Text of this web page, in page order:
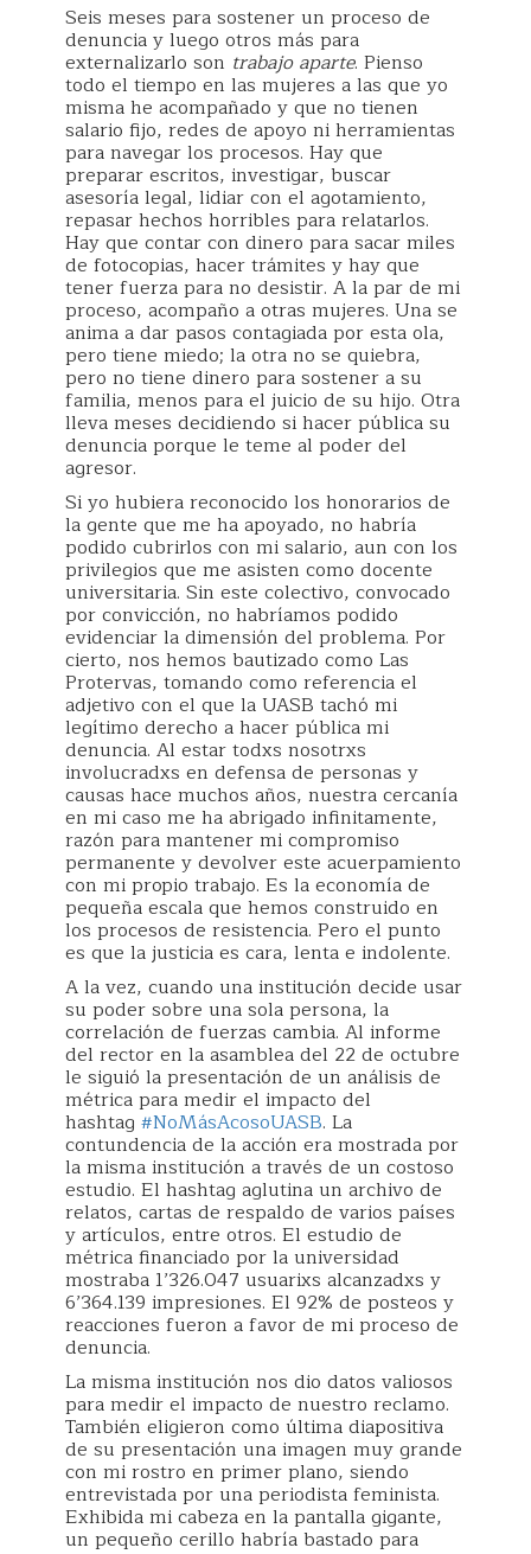
Seis meses para sostener un proceso de
denuncia y luego otros más para
externalizarlo son trabajo aparte. Pienso
todo el tiempo en las mujeres a las que yo
misma he acompañado y que no tienen
salario fijo, redes de apoyo ni herramientas
para navegar los procesos. Hay que
preparar escritos, investigar, buscar
asesoría legal, lidiar con el agotamiento,
repasar hechos horribles para relatarlos.
Hay que contar con dinero para sacar miles
de fotocopias, hacer trámites y hay que
tener fuerza para no desistir. A la par de mi
proceso, acompaño a otras mujeres. Una se
anima a dar pasos contagiada por esta ola,
pero tiene miedo; la otra no se quiebra,
pero no tiene dinero para sostener a su
familia, menos para el juicio de su hijo. Otra
lleva meses decidiendo si hacer pública su
denuncia porque le teme al poder del
agresor.
Si yo hubiera reconocido los honorarios de
la gente que me ha apoyado, no habría
podido cubrirlos con mi salario, aun con los
privilegios que me asisten como docente
universitaria. Sin este colectivo, convocado
por convicción, no habríamos podido
evidenciar la dimensión del problema. Por
cierto, nos hemos bautizado como Las
Protervas, tomando como referencia el
adjetivo con el que la UASB tachó mi
legítimo derecho a hacer pública mi
denuncia. Al estar todxs nosotrxs
involucradxs en defensa de personas y
causas hace muchos años, nuestra cercanía
en mi caso me ha abrigado infinitamente,
razón para mantener mi compromiso
permanente y devolver este acuerpamiento
con mi propio trabajo. Es la economía de
pequeña escala que hemos construido en
los procesos de resistencia. Pero el punto
es que la justicia es cara, lenta e indolente.
A la vez, cuando una institución decide usar
su poder sobre una sola persona, la
correlación de fuerzas cambia. Al informe
del rector en la asamblea del 22 de octubre
le siguió la presentación de un análisis de
métrica para medir el impacto del
hashtag #NoMásAcosoUASB. La
contundencia de la acción era mostrada por
la misma institución a través de un costoso
estudio. El hashtag aglutina un archivo de
relatos, cartas de respaldo de varios países
y artículos, entre otros. El estudio de
métrica financiado por la universidad
mostraba 1’326.047 usuarixs alcanzadxs y
6’364.139 impresiones. El 92% de posteos y
reacciones fueron a favor de mi proceso de
denuncia.
La misma institución nos dio datos valiosos
para medir el impacto de nuestro reclamo.
También eligieron como última diapositiva
de su presentación una imagen muy grande
con mi rostro en primer plano, siendo
entrevistada por una periodista feminista.
Exhibida mi cabeza en la pantalla gigante,
un pequeño cerillo habría bastado para